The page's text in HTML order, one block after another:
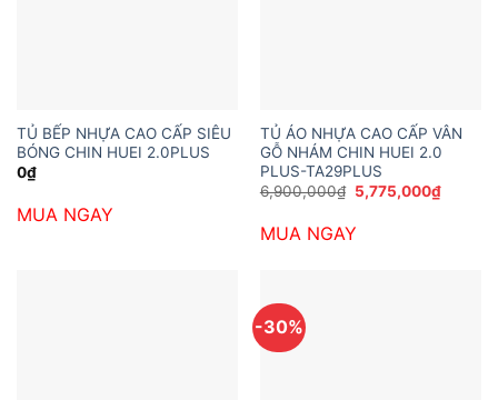
TỦ BẾP NHỰA CAO CẤP SIÊU
BÓNG CHIN HUEI 2.0PLUS
0₫
MUA NGAY
TỦ ÁO NHỰA CAO CẤP VÂN
GỖ NHÁM CHIN HUEI 2.0
PLUS-TA29PLUS
6,900,000₫ Giá
gốc
6,900,000₫.
5,775,000₫Giá
hiện
MUA NGAY
-30%